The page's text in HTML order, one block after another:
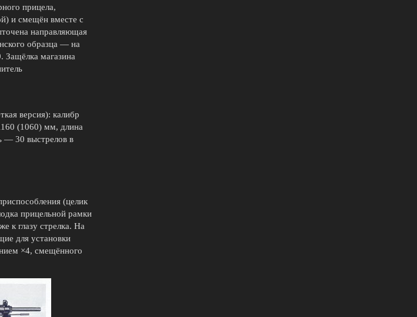
прицела,
и смещён вместе с
направляющая
образца — на
Защёлка магазина
версия): калибр
(1060) мм, длина
— 30 выстрелов в
(целик
прицельной рамки
к глазу стрелка. На
для установки
×4, смещённого